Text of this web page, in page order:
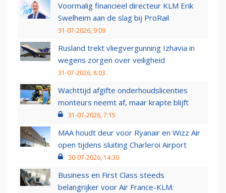
Voormalig financieel directeur KLM Erik
Swelheim aan de slag bij ProRail
31-07-2026, 9:09
Rusland trekt vliegvergunning Izhavia in
wegens zorgen over veiligheid
31-07-2026, 8:03
Wachttijd afgifte onderhoudslicenties
monteurs neemt af, maar krapte blijft
31-07-2026, 7:15
MAA houdt deur voor Ryanair en Wizz Air
open tijdens sluiting Charleroi Airport
30-07-2026, 14:30
Business en First Class steeds
belangrijker voor Air France-KLM: